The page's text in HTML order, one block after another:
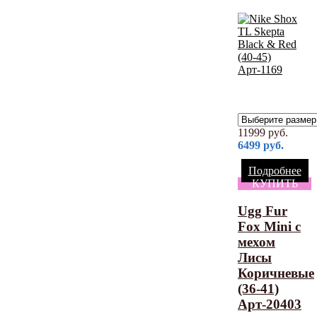
11999 руб.
6499 руб.
Подробнее
КУПИТЬ
Ugg Fur
Fox Mini с
мехом
Лисы
Коричневые
(36-41)
Арт-20403